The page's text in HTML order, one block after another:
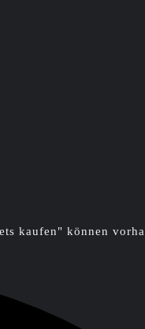
kaufen" können